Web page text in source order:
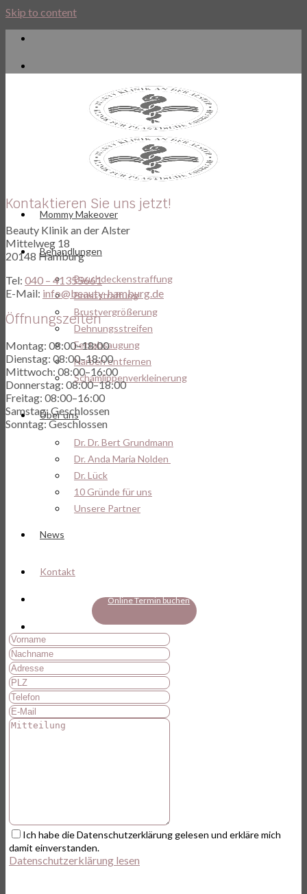
Skip to content
Mommy Makeover
Behandlungen
Bauchdeckenstraffung
Bruststraffung
Brustvergrößerung
Dehnungsstreifen
Fettabsaugung
Narben entfernen
Schamlippenverkleinerung
Über uns
Dr. Dr. Bert Grundmann
Dr. Anda Maria Nolden
Dr. Lück
10 Gründe für uns
Unsere Partner
News
Kontakt
Online Termin buchen
Kontaktieren Sie uns jetzt!
Beauty Klinik an der Alster
Mittelweg 18
20148 Hamburg
Tel: 040 – 41355661
E-Mail: info@beauty-hamburg.de
Öffnungszeiten
Montag: 08:00–18:00
Dienstag: 08:00–18:00
Mittwoch: 08:00–16:00
Donnerstag: 08:00–18:00
Freitag: 08:00–16:00
Samstag: Geschlossen
Sonntag: Geschlossen
Ich habe die Datenschutzerklärung gelesen und erkläre mich
damit einverstanden.
Datenschutzerklärung lesen